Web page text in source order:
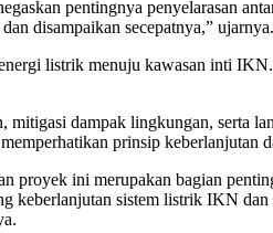
pentingnya penyelarasan
disampaikan secepatnya,” ujarnya.
listrik menuju kawasan inti
dampak lingkungan, serta
prinsip keberlanjutan
ini merupakan bagian
sistem listrik IKN dan